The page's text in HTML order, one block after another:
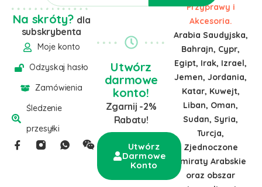
Na skróty? dla
subskrybenta
Moje konto
Odzyskaj hasło
Zamówienia
Śledzenie
przesyłki
Przyprawy i
Akcesoria.
Arabia Saudyjska,
Bahrajn, Cypr,
Egipt, Irak, Izrael,
Jemen, Jordania,
Katar, Kuwejt,
Liban, Oman,
Sudan, Syria,
Turcja,
Zjednoczone
Emiraty Arabskie
oraz obszar
Utwórz
darmowe
konto!
Zgarnij -2%
Rabatu!
Utwórz
Darmowe
Konto